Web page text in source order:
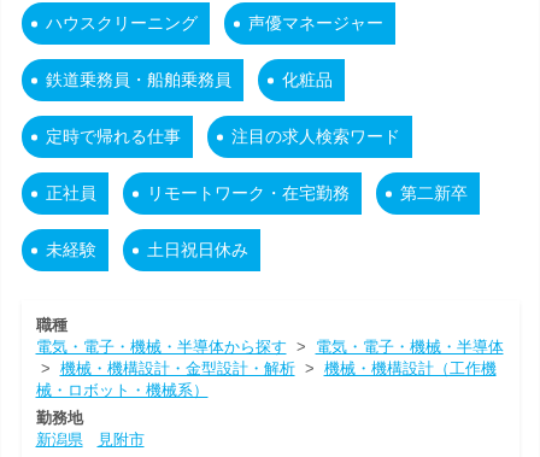
ハウスクリーニング 声優マネージャー
鉄道乗務員・船舶乗務員 化粧品
定時で帰れる仕事 注目の求人検索ワード
正社員 リモートワーク・在宅勤務 第二新卒
未経験 土日祝日休み
職種
電気・電子・機械・半導体から探す > 電気・電子・機械・半導体
> 機械・機構設計・金型設計・解析> 機械・機構設計（工作機
械・ロボット・機械系）
勤務地
新潟県
見附市